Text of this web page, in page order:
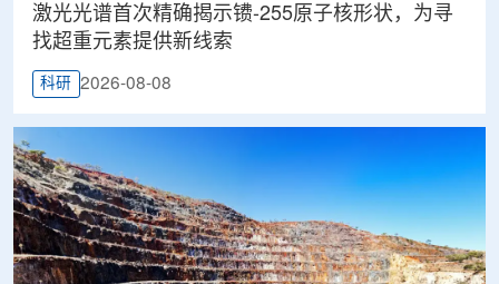
激光光谱首次精确揭示镄-255原子核形状，为寻
找超重元素提供新线索
科研 2026-08-08